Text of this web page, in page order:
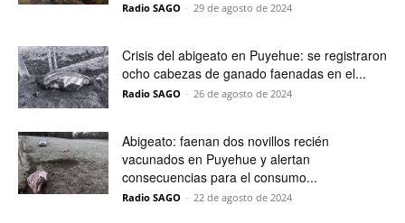
Radio SAGO - 29 de agosto de 2024
Crisis del abigeato en Puyehue: se registraron
ocho cabezas de ganado faenadas en el...
Radio SAGO - 26 de agosto de 2024
Abigeato: faenan dos novillos recién
vacunados en Puyehue y alertan
consecuencias para el consumo...
Radio SAGO - 22 de agosto de 2024